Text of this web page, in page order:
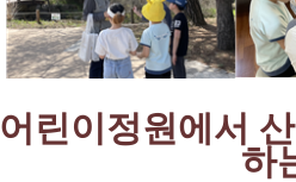
어린이정원에서
하